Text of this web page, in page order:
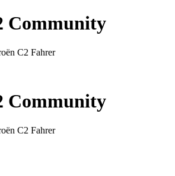
Community
C2 Fahrer
Community
C2 Fahrer